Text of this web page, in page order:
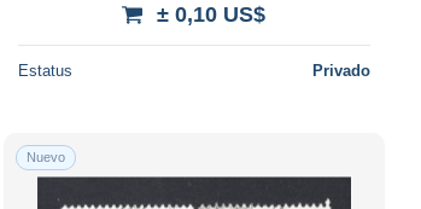
± 0,10 US$
Estatus Privado
Nuevo